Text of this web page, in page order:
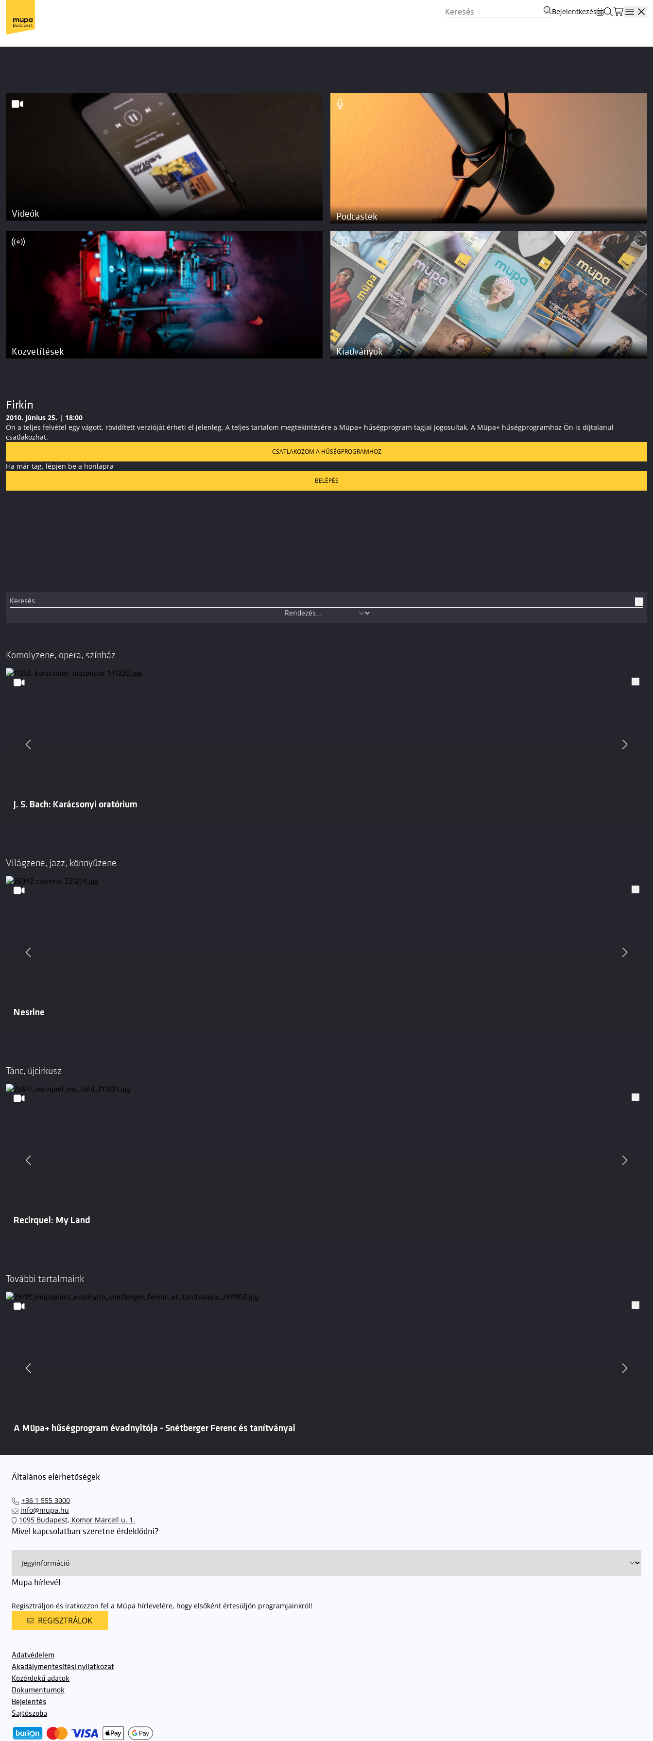
Bejelentkezés
Videók Podcastek
Közvetítések Kiadványok
Firkin
2010. június 25. | 18:00
Ön a teljes felvétel egy vágott, rövidített verzióját érheti el jelenleg. A teljes tartalom megtekintésére a Müpa+ hűségprogram tagjai jogosultak. A Müpa+ hűségprogramhoz Ön is díjtalanul
csatlakozhat.
CSATLAKOZOM A HŰSÉGPROGRAMHOZ
Ha már tag, lépjen be a honlapra
BELÉPÉS
Komolyzene, opera, színház
J. S. Bach: Karácsonyi oratórium
Világzene, jazz, könnyűzene
Nesrine
Tánc, újcirkusz
Recirquel: My Land
További tartalmaink
A Müpa+ hűségprogram évadnyitója - Snétberger Ferenc és tanítványai
Általános elérhetőségek
+36 1 555 3000
info@mupa.hu
1095 Budapest, Komor Marcell u. 1.
Mivel kapcsolatban szeretne érdeklődni?
Müpa hírlevél
Regisztráljon és iratkozzon fel a Müpa hírlevelére, hogy elsőként értesüljön programjainkról!
REGISZTRÁLOK
Adatvédelem
Akadálymentesítési nyilatkozat
Közérdekű adatok
Dokumentumok
Bejelentés
Sajtószoba